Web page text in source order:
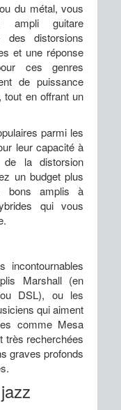
du métal, vous
ampli guitare
des distorsions
et une réponse
ces genres
de puissance
en offrant un
parmi les
leur capacité à
la distorsion
un budget plus
bons amplis à
qui vous
incontournables
Marshall (en
DSL), ou les
qui aiment
comme Mesa
très recherchées
graves profonds